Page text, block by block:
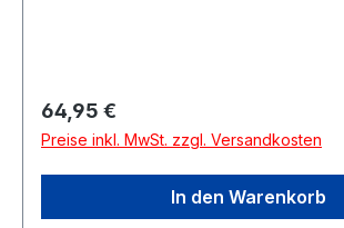
Regulärer Preis:
64,95 €
Preise inkl. MwSt. zzgl. Versandkosten
In den Warenkorb